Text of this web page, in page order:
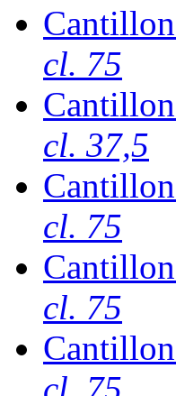
cl. 75
cl. 37,5
cl. 75
cl. 75
cl. 75